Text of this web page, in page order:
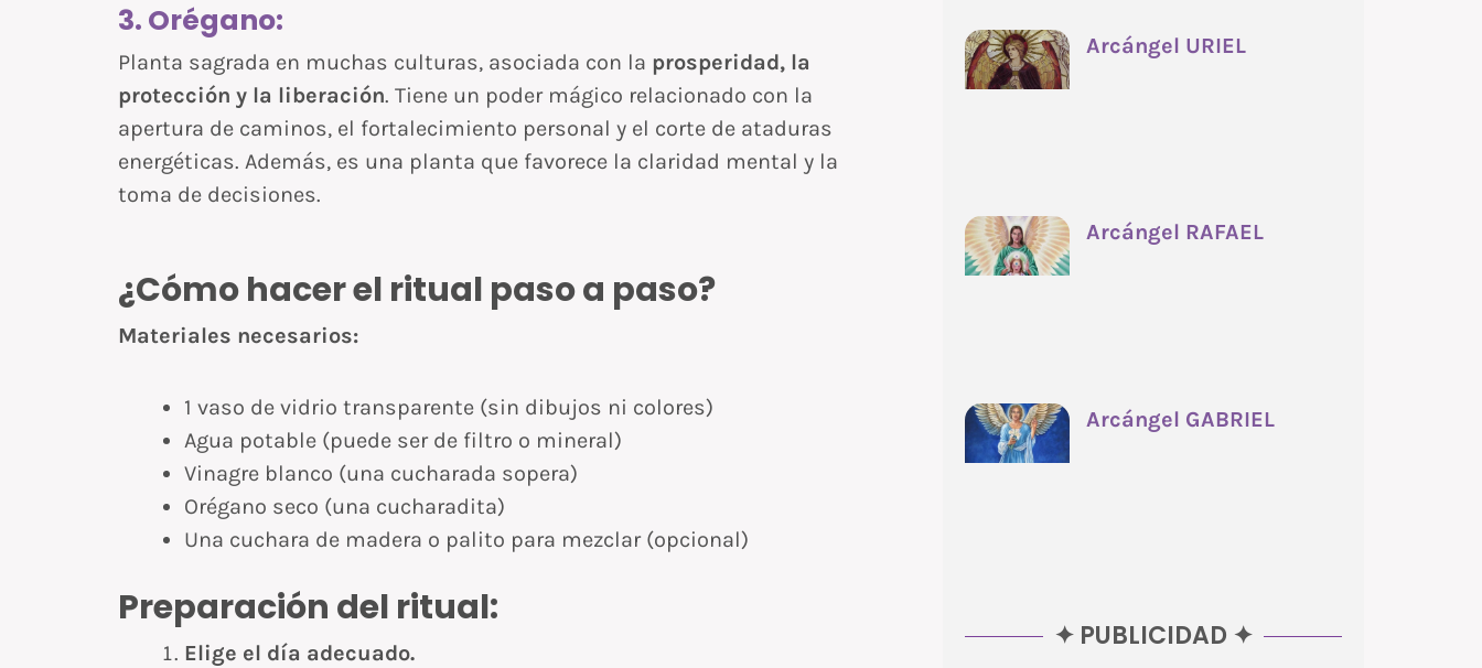
3. Orégano:
Planta sagrada en muchas culturas, asociada con la prosperidad, la
protección y la liberación. Tiene un poder mágico relacionado con la
apertura de caminos, el fortalecimiento personal y el corte de ataduras
energéticas. Además, es una planta que favorece la claridad mental y la
toma de decisiones.
¿Cómo hacer el ritual paso a paso?
Materiales necesarios:
1 vaso de vidrio transparente (sin dibujos ni colores)
Agua potable (puede ser de filtro o mineral)
Vinagre blanco (una cucharada sopera)
Orégano seco (una cucharadita)
Una cuchara de madera o palito para mezclar (opcional)
Preparación del ritual:
Elige el día adecuado.
Arcángel URIEL
Arcángel RAFAEL
Arcángel GABRIEL
✦ PUBLICIDAD ✦